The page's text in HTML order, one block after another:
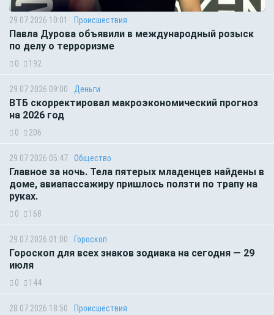
29.07.2026 10:01 Происшествия
Павла Дурова объявили в международный розыск
по делу о терроризме
0 192
29.07.2026 09:00 Деньги
ВТБ скорректировал макроэкономический прогноз
на 2026 год
0 206
29.07.2026 05:47 Общество
Главное за ночь. Тела пятерых младенцев найдены в
доме, авиапассажиру пришлось ползти по трапу на
руках.
0 168
29.07.2026 01:00 Гороскоп
Гороскоп для всех знаков зодиака на сегодня — 29
июля
0 144
28.07.2026 18:50 Происшествия